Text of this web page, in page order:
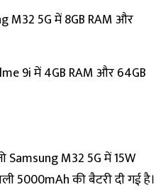
M32 5G में 8GB RAM और
9i में 4GB RAM और 64GB
Samsung M32 5G में 15W
5000mAh की बैटरी दी गई है।